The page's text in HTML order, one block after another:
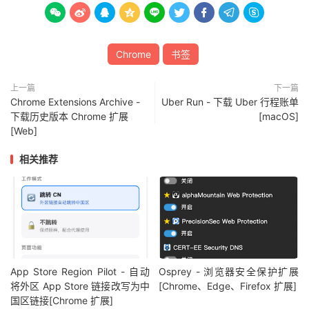
        
Chrome 书签
上一篇
Chrome Extensions Archive -
下载历史版本 Chrome 扩展
[Web]
下一篇
Uber Run - 下载 Uber 行程账单
[macOS]
相关推荐
App Store Region Pilot - 自动
将外区 App Store 链接改写为中
国区链接[Chrome 扩展]
Osprey - 浏览器安全保护扩展
[Chrome、Edge、Firefox 扩展]